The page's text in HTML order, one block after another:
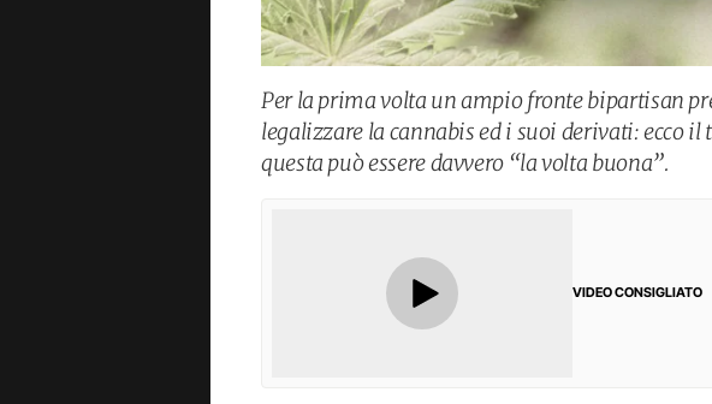
Per la prima volta un ampio fronte bipartisan
legalizzare la cannabis ed i suoi derivati: ecco il
questa può essere davvero “la volta buona”.
VIDEO CONSIGLIATO